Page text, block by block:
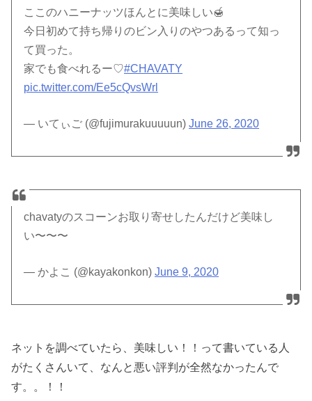
ここのハニーナッツほんとに美味しい🍯
今日初めて持ち帰りのビン入りのやつあるって知っ
て買った。
家でも食べれるー♡#CHAVATY
pic.twitter.com/Ee5cQvsWrl
— いてぃご (@fujimurakuuuuun)June 26, 2020
chavatyのスコーンお取り寄せしたんだけど美味し
い〜〜〜
— かよこ (@kayakonkon)June 9, 2020
ネットを調べていたら、美味しい！！って書いている人
がたくさんいて、なんと悪い評判が全然なかったんで
す。。！！